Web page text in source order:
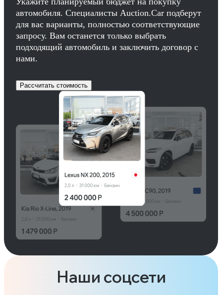
автомобиля. Специалисты Auction.Car подберут
для вас варианты, полностью соответствующие
запросу. Вам останется только выбрать
подходящий автомобиль и заключить договор с
нами.
Рассчитать стоимость
Наши соцсети